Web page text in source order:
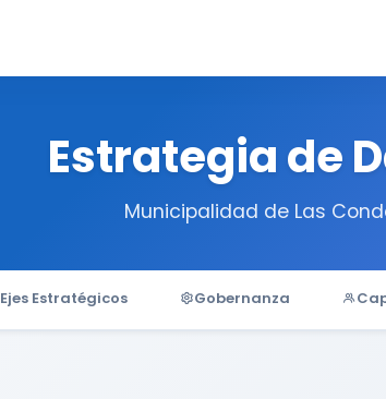
Estrategia de
Municipalidad de Las
Ejes Estratégicos Gobernanza